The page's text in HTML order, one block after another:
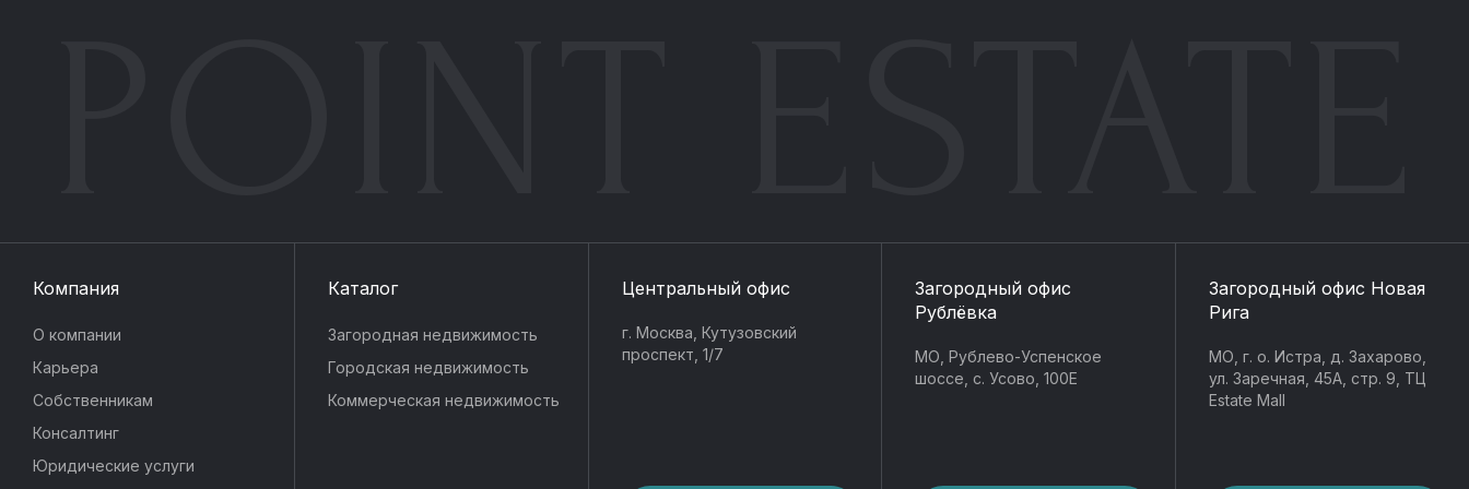
Компания
О компании
Карьера
Собственникам
Консалтинг
Юридические услуги
Каталог
Загородная недвижимость
Городская недвижимость
Коммерческая недвижимость
Центральный офис
г. Москва, Кутузовский
проспект, 1/7
Загородный офис
Рублёвка
МО, Рублево-Успенское
шоссе, с. Усово, 100Е
Загородный офис Новая
Рига
МО, г. о. Истра, д. Захарово,
ул. Заречная, 45А, стр. 9, ТЦ
Estate Mall